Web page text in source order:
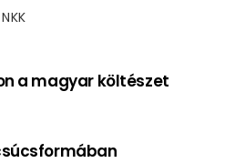
a magyar költészet